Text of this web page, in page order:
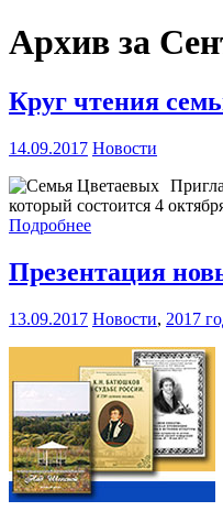
Архив за
Круг чтения
14.09.2017 Новости
который состоится 4
Подробнее
Презентация
13.09.2017 Новости, 2017